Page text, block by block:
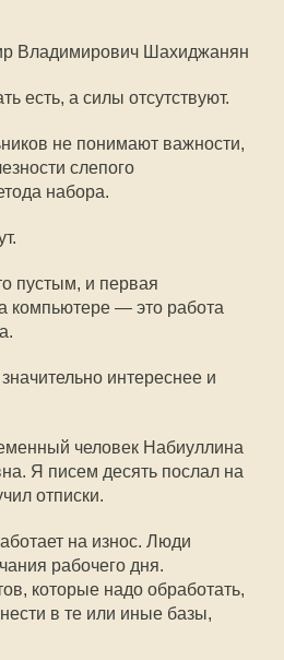
Владимирович Шахиджанян
есть, а силы отсутствуют.
не понимают важности,
слепого
набора.
пустым, и первая
компьютере — это работа
интереснее и
человек Набиуллина
Я писем десять послал на
отписки.
на износ. Люди
рабочего дня.
которые надо обработать,
в те или иные базы,